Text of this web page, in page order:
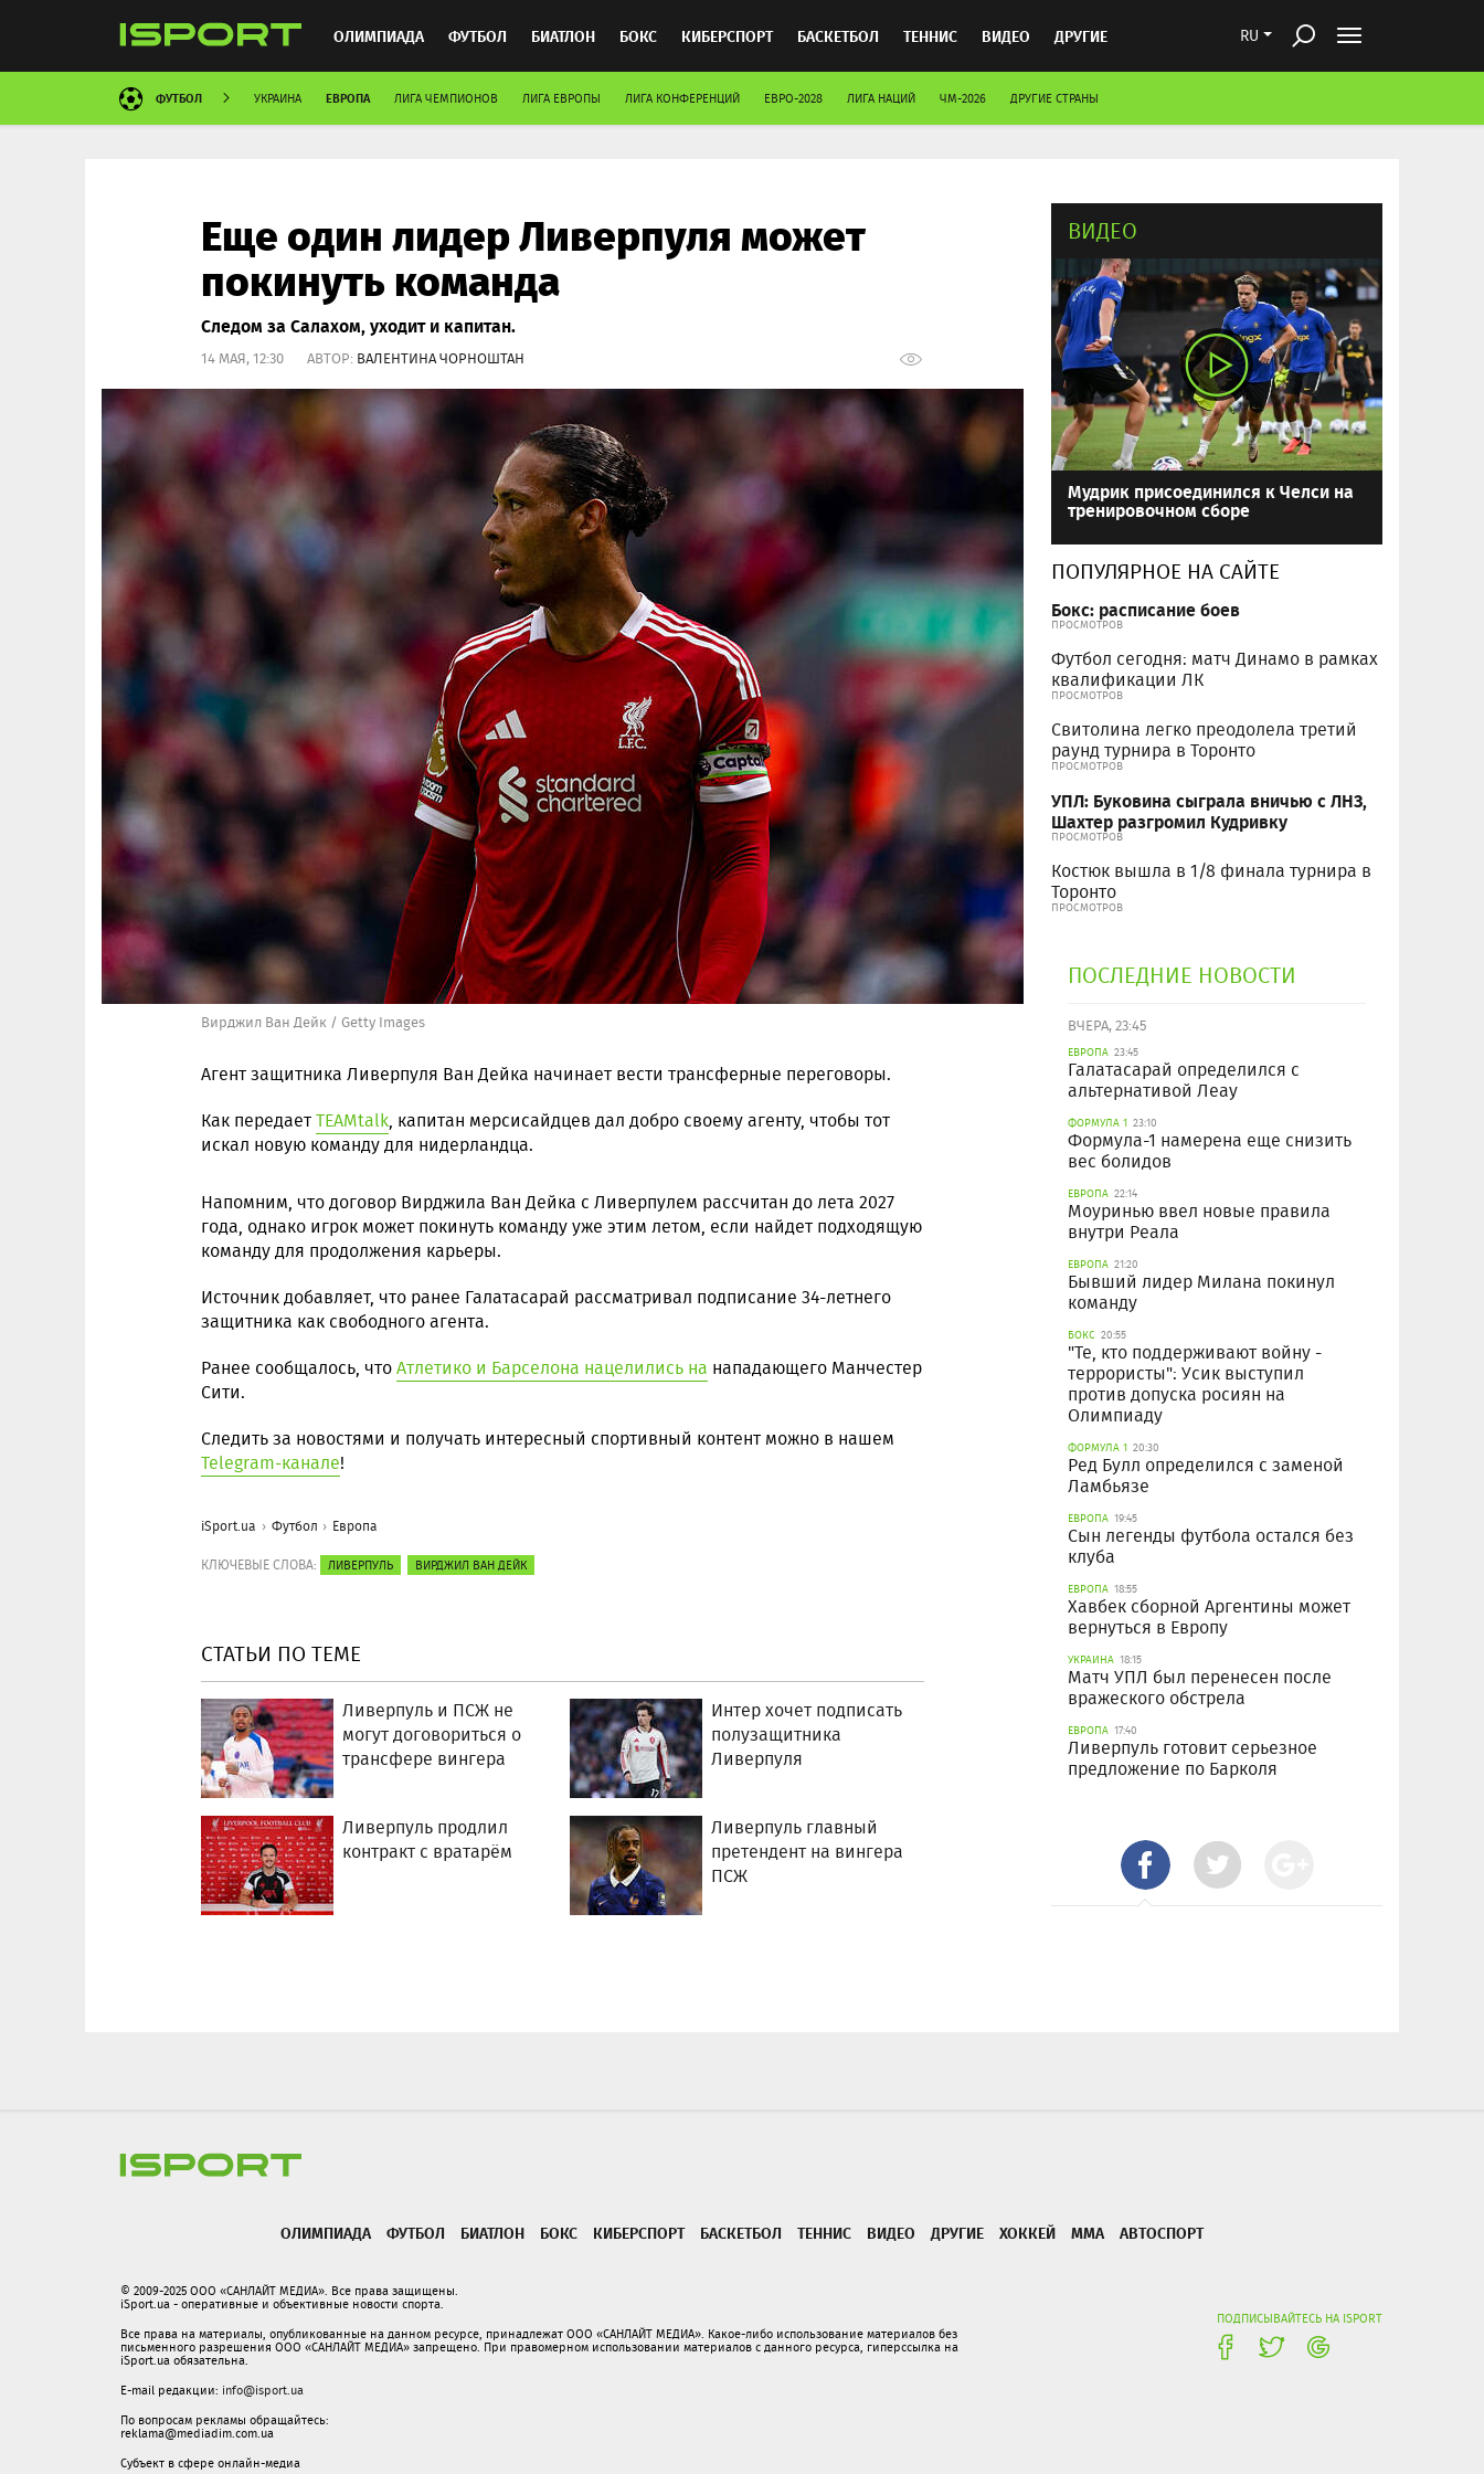
RU
ОЛИМПИАДА ФУТБОЛ БИАТЛОН БОКС КИБЕРСПОРТ БАСКЕТБОЛ ТЕННИС ВИДЕО ДРУГИЕ
ХОККЕЙ ММА АВТОСПОРТ
ФУТБОЛ УКРАИНА ЕВРОПА ЛИГА ЧЕМПИОНОВ ЛИГА ЕВРОПЫ ЛИГА КОНФЕРЕНЦИЙ ЕВРО-2028 ЛИГА НАЦИЙ ЧМ-2026 ДРУГИЕ СТРАНЫ
Еще один лидер Ливерпуля может
покинуть команда
Следом за Салахом, уходит и капитан.
14 МАЯ, 12:30 АВТОР: ВАЛЕНТИНА ЧОРНОШТАН
Вирджил Ван Дейк / Getty Images
Агент защитника Ливерпуля Ван Дейка начинает вести трансферные переговоры.
Как передаетTEAMtalk, капитан мерсисайдцев дал добро своему агенту, чтобы тот
искал новую команду для нидерландца.
Напомним, что договор Вирджила Ван Дейка с Ливерпулем рассчитан до лета 2027
года, однако игрок может покинуть команду уже этим летом, если найдет подходящую
команду для продолжения карьеры.
Источник добавляет, что ранее Галатасарай рассматривал подписание 34-летнего
защитника как свободного агента.
Ранее сообщалось, чтоАтлетико и Барселона нацелились на нападающего Манчестер
Сити.
Следить за новостями и получать интересный спортивный контент можно в нашем
Telegram-канале!
iSport.ua Футбол Европа
КЛЮЧЕВЫЕ СЛОВА: ЛИВЕРПУЛЬ ВИРДЖИЛ ВАН ДЕЙК
СТАТЬИ ПО ТЕМЕ
Ливерпуль и ПСЖ не
могут договориться о
трансфере вингера
Интер хочет подписать
полузащитника
Ливерпуля
Ливерпуль продлил
контракт с вратарём
Ливерпуль главный
претендент на вингера
ПСЖ
ВИДЕО
Мудрик присоединился к Челси на
тренировочном сборе
ПОПУЛЯРНОЕ НА САЙТЕ
Бокс: расписание боев
ПРОСМОТРОВ
Футбол сегодня: матч Динамо в рамках
квалификации ЛК
ПРОСМОТРОВ
Свитолина легко преодолела третий
раунд турнира в Торонто
ПРОСМОТРОВ
УПЛ: Буковина сыграла вничью с ЛНЗ,
Шахтер разгромил Кудривку
ПРОСМОТРОВ
Костюк вышла в 1/8 финала турнира в
Торонто
ПРОСМОТРОВ
ПОСЛЕДНИЕ НОВОСТИ
ВЧЕРА, 23:45
ЕВРОПА 23:45
Галатасарай определился с
альтернативой Леау
ФОРМУЛА 1 23:10
Формула-1 намерена еще снизить
вес болидов
ЕВРОПА 22:14
Моуринью ввел новые правила
внутри Реала
ЕВРОПА 21:20
Бывший лидер Милана покинул
команду
БОКС 20:55
"Те, кто поддерживают войну -
террористы": Усик выступил
против допуска росиян на
Олимпиаду
ФОРМУЛА 1 20:30
Ред Булл определился с заменой
Ламбьязе
ЕВРОПА 19:45
Сын легенды футбола остался без
клуба
ЕВРОПА 18:55
Хавбек сборной Аргентины может
вернуться в Европу
УКРАИНА 18:15
Матч УПЛ был перенесен после
вражеского обстрела
ЕВРОПА 17:40
Ливерпуль готовит серьезное
предложение по Барколя
ОЛИМПИАДА ФУТБОЛ БИАТЛОН БОКС КИБЕРСПОРТ БАСКЕТБОЛ ТЕННИС ВИДЕО ДРУГИЕ ХОККЕЙ ММА АВТОСПОРТ
ПОДПИСЫВАЙТЕСЬ НА ISPORT
© 2009-2025 ООО «САНЛАЙТ МЕДИА». Все права защищены.
iSport.ua - оперативные и объективные новости спорта.
Все права на материалы, опубликованные на данном ресурсе, принадлежат ООО «САНЛАЙТ МЕДИА». Какое-либо использование материалов без
письменного разрешения ООО «САНЛАЙТ МЕДИА» запрещено. При правомерном использовании материалов с данного ресурса, гиперссылка на
iSport.ua обязательна.
E-mail редакции: info@isport.ua
По вопросам рекламы обращайтесь:
reklama@mediadim.com.ua
Субъект в сфере онлайн-медиа